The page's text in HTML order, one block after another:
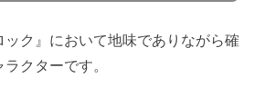
ク』において地味でありながら確
クターです。